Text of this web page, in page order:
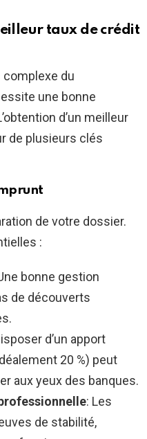
taux de crédit
complexe du
une bonne
d’un meilleur
de plusieurs clés
de votre dossier.
:
bonne gestion
de découverts
d’un apport
20 %) peut
aux yeux des banques.
: Les
de stabilité,